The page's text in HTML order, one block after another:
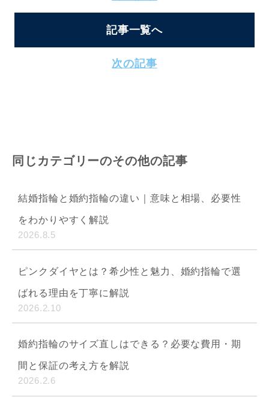
記事一覧へ
次の記事
同じカテゴリーのその他の記事
結婚指輪と婚約指輪の違い｜意味と相場、必要性
をわかりやすく解説
2026.8.5
ピンクダイヤとは？希少性と魅力、婚約指輪で選
ばれる理由を丁寧に解説
2026.2.10
婚約指輪のサイズ直しはできる？必要な費用・期
間と保証の考え方を解説
2026.2.6